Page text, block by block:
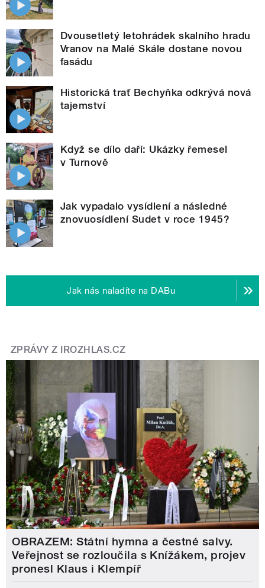
Dvousetletý letohrádek skalního hradu
Vranov na Malé Skále dostane novou
fasádu
Historická trať Bechyňka odkrývá nová
tajemství
Když se dílo daří: Ukázky řemesel
v Turnově
Jak vypadalo vysídlení a následné
znovuosídlení Sudet v roce 1945?
Jak nás naladíte na DABu
ZPRÁVY Z IROZHLAS.CZ
OBRAZEM: Státní hymna a čestné salvy.
Veřejnost se rozloučila s Knížákem, projev
pronesl Klaus i Klempíř